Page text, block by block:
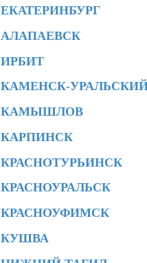
ЕКАТЕРИНБУРГ
АЛАПАЕВСК
ИРБИТ
КАМЕНСК-
КАМЫШЛОВ
КАРПИНСК
КРАСНОТУРЬИНСК
КРАСНОУРАЛЬСК
КРАСНОУФИМСК
КУШВА